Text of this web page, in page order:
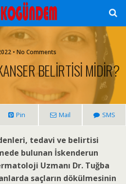
• No Comments
BELİRTİSİ MİDİR?
Pin Mail SMS
tedavi ve belirtisi
bulunan İskenderun
Uzmanı Dr. Tuğba
saçların dökülmesinin